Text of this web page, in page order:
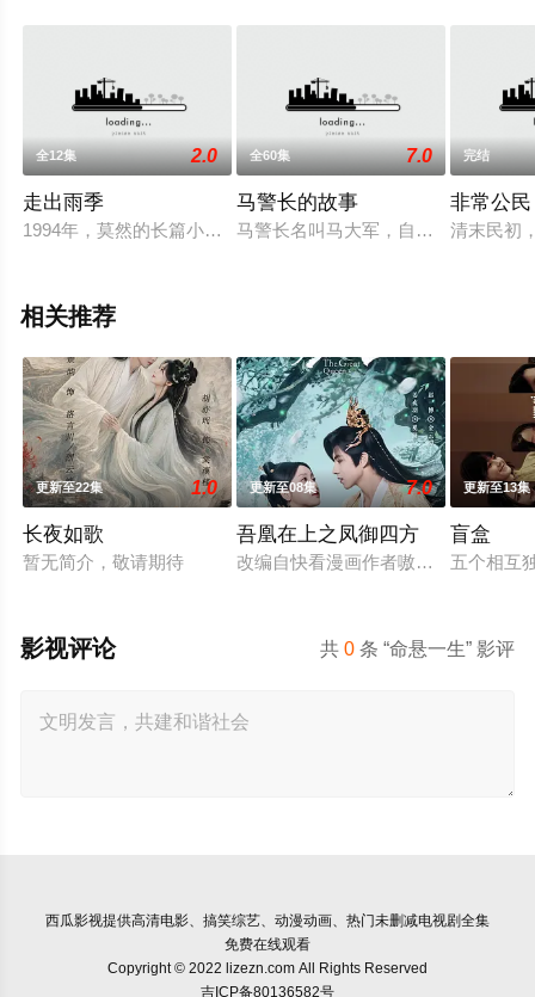
全12集 2.0
走出雨季
1994年，莫然的长篇小说《潇洒走南方》被中央电视台中国电视
全60集 7.0
马警长的故事
马警长名叫马大军，自从被任命为海
完结
非常公民
清末民初
相关推荐
更新至22集 1.0
长夜如歌
暂无简介，敬请期待
更新至08集 7.0
吾凰在上之凤御四方
改编自快看漫画作者嗷小泽的独家连
更新至13集
盲盒
五个相互
共0 条 “命悬一生” 影评
影视评论
西瓜影视提供高清电影、搞笑综艺、动漫动画、热门未删减电视剧全集
免费在线观看
Copyright © 2022 lizezn.com All Rights Reserved
吉ICP备80136582号